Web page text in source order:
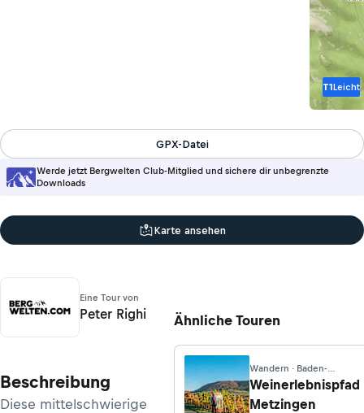
T1Leicht
Werde jetzt Bergwelten Club-Mitglied und sichere dir unbegrenzte
Downloads
GPX-Datei
Karte ansehen
Eine Tour von
Peter Righi
Beschreibung
Diese mittelschwierige
Ähnliche Touren
Wandern · Baden-
Württemberg
Weinerlebnispfad
Metzingen